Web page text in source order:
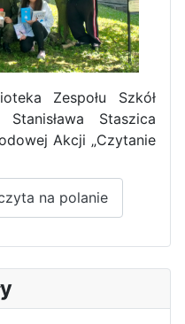
Zespołu Szkół
Staszica
Akcji „Czytanie
na polanie